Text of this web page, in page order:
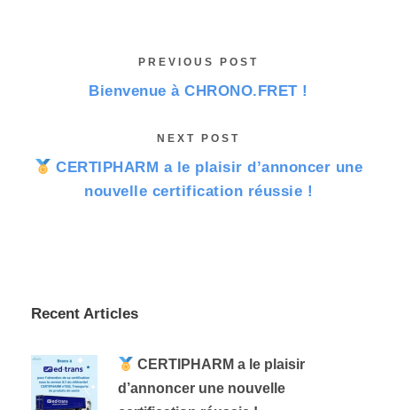
PREVIOUS POST
Bienvenue à CHRONO.FRET !
NEXT POST
CERTIPHARM a le plaisir d’annoncer une
nouvelle certification réussie !
Recent Articles
CERTIPHARM a le plaisir
d’annoncer une nouvelle